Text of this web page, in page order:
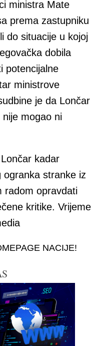
ministra Mate
prema zastupniku
do situacije u kojoj
dobila
potencijalne
ministrove
je da Lončar
mogao ni
kadar
ogranka stranke iz
radom opravdati
kritike. Vrijeme
NACIJE!